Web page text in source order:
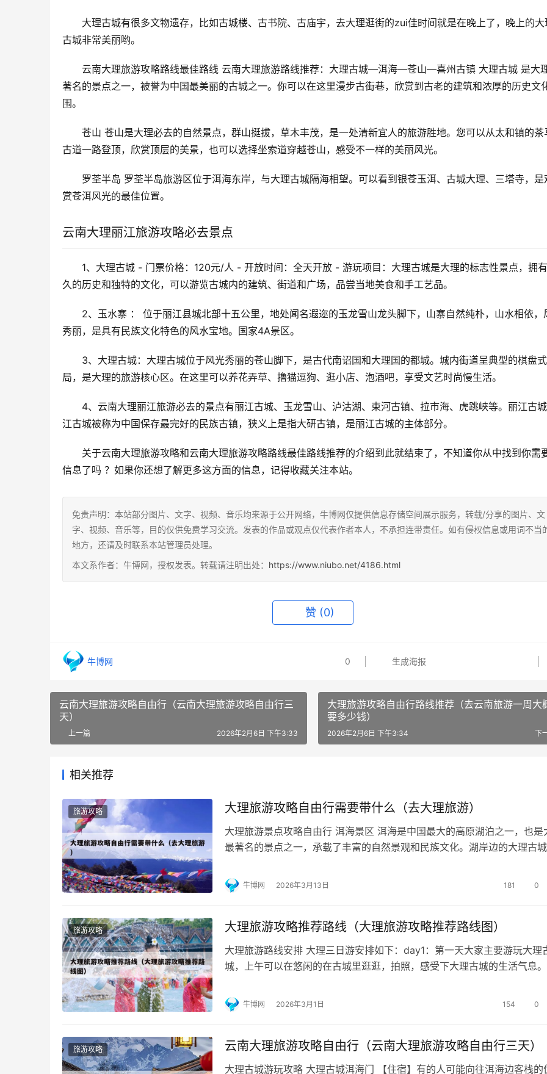
大理古城有很多文物遗存，比如古城楼、古书院、古庙宇，去大理逛街的zui佳时间就是在晚上了，晚上的大
古城非常美丽哟。
云南大理旅游攻略路线最佳路线 云南大理旅游路线推荐：大理古城—洱海—苍山—喜州古镇 大理古城 是大
著名的景点之一，被誉为中国最美丽的古城之一。你可以在这里漫步古街巷，欣赏到古老的建筑和浓厚的历史文
围。
苍山 苍山是大理必去的自然景点，群山挺拔，草木丰茂，是一处清新宜人的旅游胜地。您可以从太和镇的茶
古道一路登顶，欣赏顶层的美景，也可以选择坐索道穿越苍山，感受不一样的美丽风光。
罗荃半岛 罗荃半岛旅游区位于洱海东岸，与大理古城隔海相望。可以看到银苍玉洱、古城大理、三塔寺，是
赏苍洱风光的最佳位置。
云南大理丽江旅游攻略必去景点
1、大理古城 - 门票价格：120元/人 - 开放时间：全天开放 - 游玩项目：大理古城是大理的标志性景点，拥
久的历史和独特的文化，可以游览古城内的建筑、街道和广场，品尝当地美食和手工艺品。
2、玉水寨 ： 位于丽江县城北部十五公里，地处闻名遐迩的玉龙雪山龙头脚下，山寨自然纯朴，山水相依，
秀丽，是具有民族文化特色的风水宝地。国家4A景区。
3、大理古城：大理古城位于风光秀丽的苍山脚下，是古代南诏国和大理国的都城。城内街道呈典型的棋盘
局，是大理的旅游核心区。在这里可以养花弄草、撸猫逗狗、逛小店、泡酒吧，享受文艺时尚慢生活。
4、云南大理丽江旅游必去的景点有丽江古城、玉龙雪山、泸沽湖、束河古镇、拉市海、虎跳峡等。丽江古
江古城被称为中国保存最完好的民族古镇，狭义上是指大研古镇，是丽江古城的主体部分。
关于云南大理旅游攻略和云南大理旅游攻略路线最佳路线推荐的介绍到此就结束了，不知道你从中找到你需
信息了吗 ？如果你还想了解更多这方面的信息，记得收藏关注本站。
免责声明：本站部分图片、文字、视频、音乐均来源于公开网络，牛博网仅提供信息存储空间展示服务，转载/分享的图片、文
字、视频、音乐等，目的仅供免费学习交流。发表的作品或观点仅代表作者本人，不承担连带责任。如有侵权信息或用词不当
地方，还请及时联系本站管理员处理。
本文系作者：牛博网，授权发表。转载请注明出处： https://www.niubo.net/4186.html
赞 (0)
牛博网 0 生成海报
云南大理旅游攻略自由行（云南大理旅游攻略自由行三
天）
上一篇 2026年2月6日 下午3:33
大理旅游攻略自由行路线推荐（去云南旅游一周大
要多少钱）
下
2026年2月6日 下午3:34
相关推荐
旅游攻略 大理旅游攻略自由行需要带什么（去大理旅游）
大理旅游景点攻略自由行 洱海景区 洱海是中国最大的高原湖泊之一，也是
最著名的景点之一，承载了丰富的自然景观和民族文化。湖岸边的大理古城
南大理旅游攻略景点推荐有大理古城、苍山、双廊、崇圣寺三塔、大理喜洲
镇、洱海等。大理古城 推荐大理必来之地，肯定是少不了大理古城的。 大
牛博网 2026年3月13日 181 0
旅游攻略 大理旅游攻略推荐路线（大理旅游攻略推荐路线图）
大理旅游路线安排 大理三日游安排如下：day1：第一天大家主要游玩大理
城，上午可以在悠闲的在古城里逛逛，拍照，感受下大理古城的生活气息
南大理旅游攻略路线最佳路线 云南大理旅游路线推荐：大理古城—洱海—苍
—喜州古镇 大理古城 是大理最著名的景点之一，被誉为中国最…
牛博网 2026年3月1日 154 0
旅游攻略 云南大理旅游攻略自由行（云南大理旅游攻略自由行三天）
大理古城游玩攻略 大理古城洱海门 【住宿】有的人可能向往洱海边客栈的